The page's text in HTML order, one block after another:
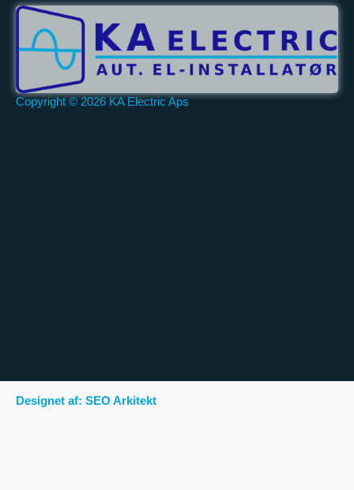
Copyright © 2026 KA Electric Aps
Designet af: SEO Arkitekt